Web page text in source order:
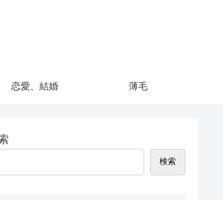
恋愛、結婚 薄毛
検索